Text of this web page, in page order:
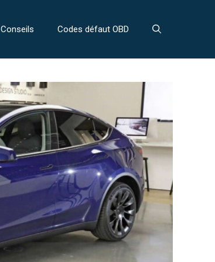
Conseils Codes défaut OBD